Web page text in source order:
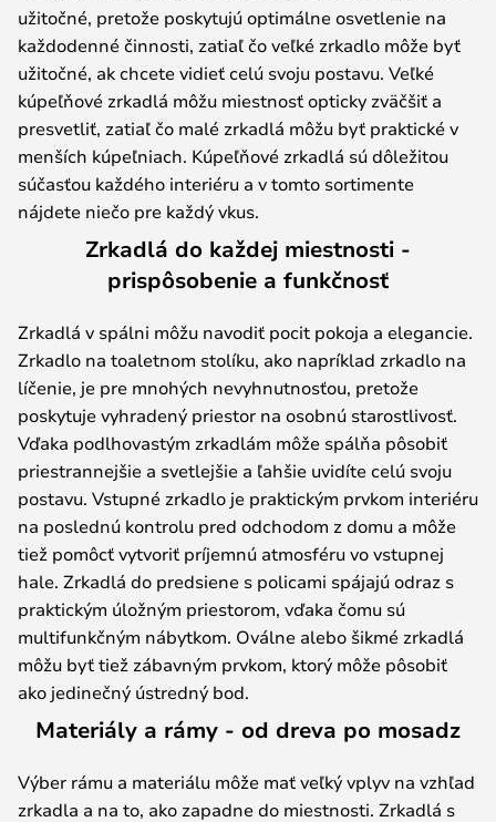
užitočné, pretože poskytujú optimálne osvetlenie na
každodenné činnosti, zatiaľ čo veľké zrkadlo môže byť
užitočné, ak chcete vidieť celú svoju postavu. Veľké
kúpeľňové zrkadlá môžu miestnosť opticky zväčšiť a
presvetliť, zatiaľ čo malé zrkadlá môžu byť praktické v
menších kúpeľniach. Kúpeľňové zrkadlá sú dôležitou
súčasťou každého interiéru a v tomto sortimente
nájdete niečo pre každý vkus.
Zrkadlá do každej miestnosti -
prispôsobenie a funkčnosť
Zrkadlá v spálni môžu navodiť pocit pokoja a elegancie.
Zrkadlo na toaletnom stolíku, ako napríklad zrkadlo na
líčenie, je pre mnohých nevyhnutnosťou, pretože
poskytuje vyhradený priestor na osobnú starostlivosť.
Vďaka podlhovastým zrkadlám môže spálňa pôsobiť
priestrannejšie a svetlejšie a ľahšie uvidíte celú svoju
postavu. Vstupné zrkadlo je praktickým prvkom interiéru
na poslednú kontrolu pred odchodom z domu a môže
tiež pomôcť vytvoriť príjemnú atmosféru vo vstupnej
hale. Zrkadlá do predsiene s policami spájajú odraz s
praktickým úložným priestorom, vďaka čomu sú
multifunkčným nábytkom. Oválne alebo šikmé zrkadlá
môžu byť tiež zábavným prvkom, ktorý môže pôsobiť
ako jedinečný ústredný bod.
Materiály a rámy - od dreva po mosadz
Výber rámu a materiálu môže mať veľký vplyv na vzhľad
zrkadla a na to, ako zapadne do miestnosti. Zrkadlá s